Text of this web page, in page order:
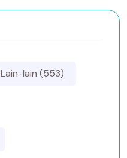
Lain-lain (553)